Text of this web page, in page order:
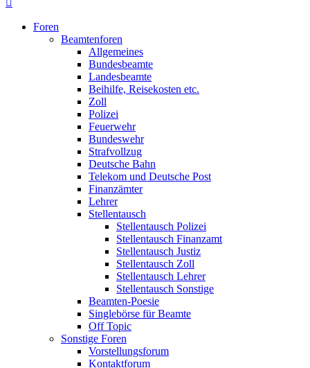
Foren
Beamtenforen
Allgemeines
Bundesbeamte
Landesbeamte
Beihilfe, Reisekosten etc.
Zoll
Polizei
Feuerwehr
Bundeswehr
Strafvollzug
Deutsche Bahn
Telekom und Deutsche Post
Finanzämter
Lehrer
Stellentausch
Stellentausch Polizei
Stellentausch Finanzamt
Stellentausch Justiz
Stellentausch Zoll
Stellentausch Lehrer
Stellentausch Sonstige
Beamten-Poesie
Singlebörse für Beamte
Off Topic
Sonstige Foren
Vorstellungsforum
Kontaktforum